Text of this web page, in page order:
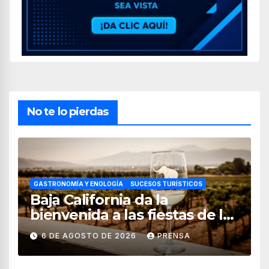
No te lo pierdas
GASTRONOMÍA Y ENOLOGÍA SUCESOS TURÍSTICOS
Baja California da la
bienvenida a las fiestas de la
vendimia 2026
6 DE AGOSTO DE 2026 PRENSA